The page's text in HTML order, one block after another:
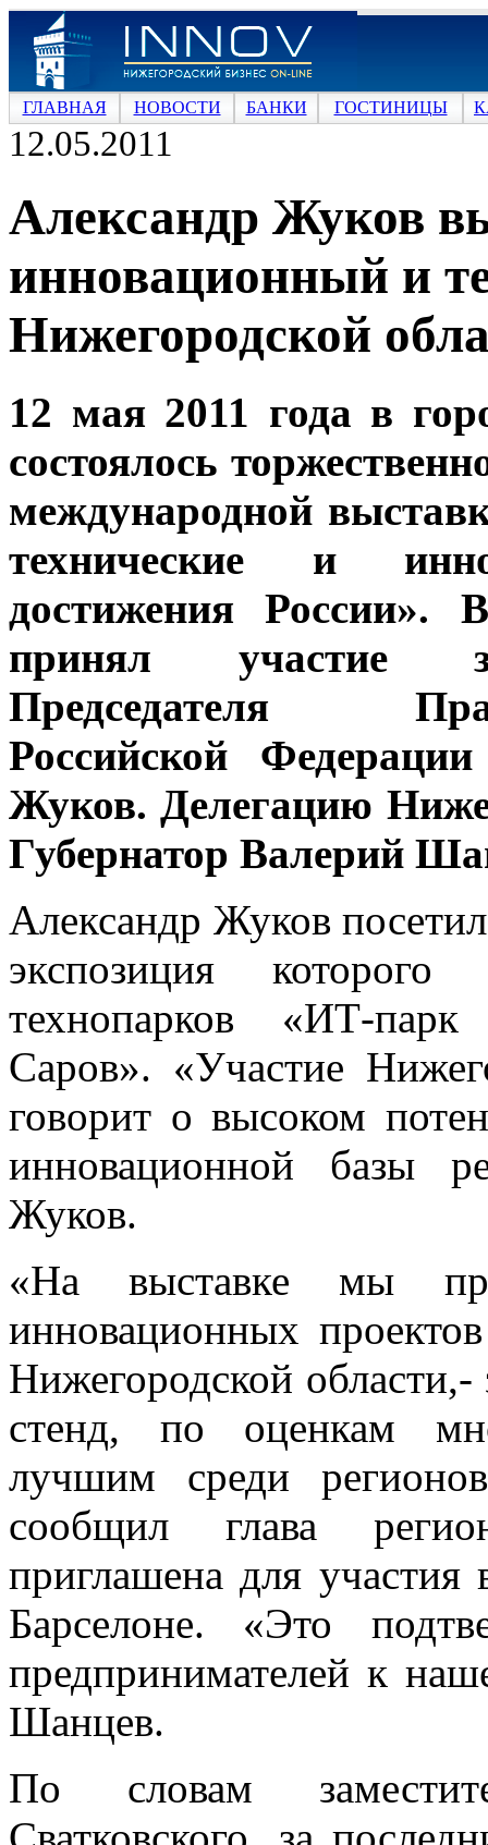
ГЛАВНАЯ НОВОСТИ БАНКИ ГОСТИНИЦЫ
12.05.2011
Александр Жуков
инновационный и
Нижегородской
12 мая 2011 года в
состоялось
международной
технические и
достижения России».
принял участие
Председателя
Российской
Жуков. Делегацию
Губернатор Валерий
Александр Жуков
экспозиция
технопарков «ИТ-
Саров». «Участие
говорит о высоком
инновационной базы
Жуков.
«На выставке мы
инновационных
Нижегородской
стенд, по оценкам
лучшим среди
сообщил глава
приглашена для участия
Барселоне. «Это
предпринимателей к
Шанцев.
По словам